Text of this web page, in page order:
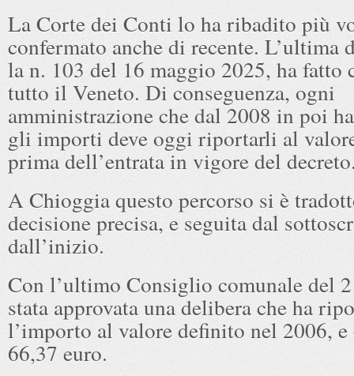
La Corte dei Conti lo ha ribadito più
confermato anche di recente. L’ultima
la n. 103 del 16 maggio 2025, ha fatto
tutto il Veneto. Di conseguenza, ogni
amministrazione che dal 2008 in poi
gli importi deve oggi riportarli al
prima dell’entrata in vigore del
A Chioggia questo percorso si è
decisione precisa, e seguita dal
dall’inizio.
Con l’ultimo Consiglio comunale del
stata approvata una delibera che ha
l’importo al valore definito nel 2006,
66,37 euro.